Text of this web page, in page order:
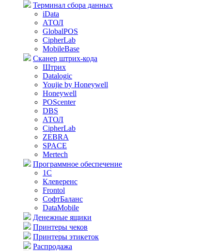
Терминал сбора данных
iData
АТОЛ
GlobalPOS
CipherLab
MobileBase
Сканер штрих-кода
Штрих
Datalogic
Youjie by Honeywell
Honeywell
POScenter
DBS
АТОЛ
CipherLab
ZEBRA
SPACE
Mertech
Программное обеспечение
1С
Клеверенс
Frontol
СофтБаланс
DataMobile
Денежные ящики
Принтеры чеков
Принтеры этикеток
Распродажа